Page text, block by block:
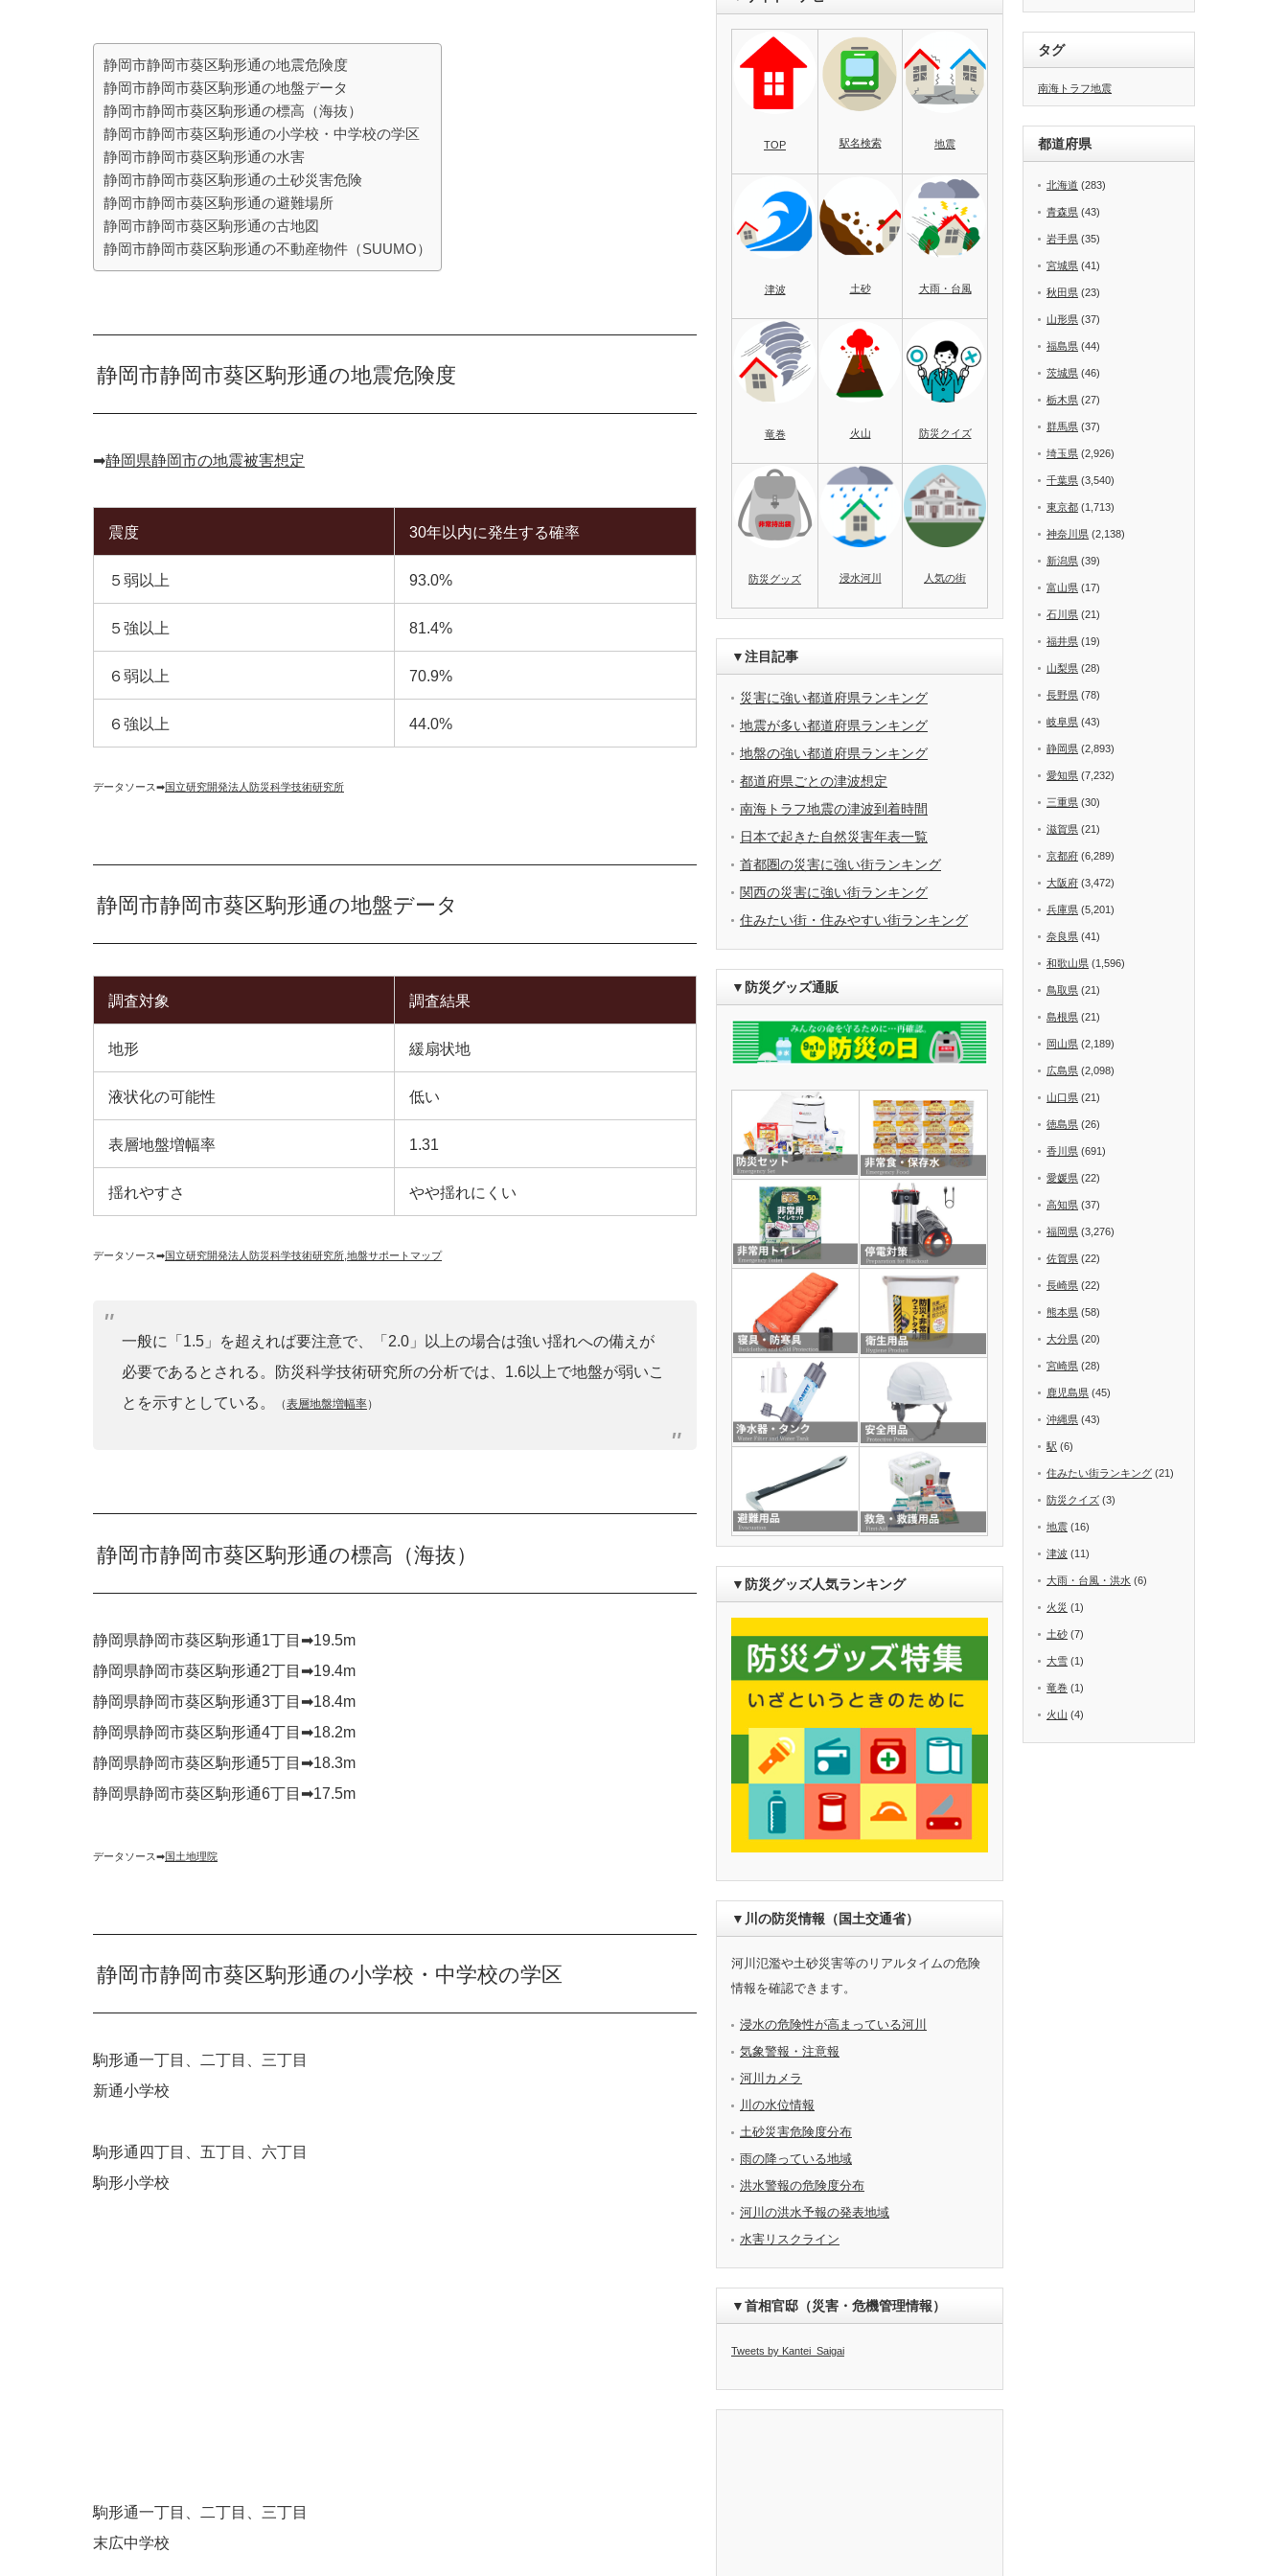
静岡市静岡市葵区駒形通の地震危険度
静岡市静岡市葵区駒形通の地盤データ
静岡市静岡市葵区駒形通の標高（海抜）
静岡市静岡市葵区駒形通の小学校・中学校の学区
静岡市静岡市葵区駒形通の水害
静岡市静岡市葵区駒形通の土砂災害危険
静岡市静岡市葵区駒形通の避難場所
静岡市静岡市葵区駒形通の古地図
静岡市静岡市葵区駒形通の不動産物件（SUUMO）
静岡市静岡市葵区駒形通の地震危険度
➡︎静岡県静岡市の地震被害想定
震度 30年以内に発生する確率
５弱以上 93.0%
５強以上 81.4%
６弱以上 70.9%
６強以上 44.0%
データソース➡︎国立研究開発法人防災科学技術研究所
静岡市静岡市葵区駒形通の地盤データ
調査対象 調査結果
地形 緩扇状地
液状化の可能性 低い
表層地盤増幅率 1.31
揺れやすさ やや揺れにくい
データソース➡︎国立研究開発法人防災科学技術研究所 地盤サポートマップ
一般に「1.5」を超えれば要注意で、「2.0」以上の場合は強い揺れへの備えが
必要であるとされる。防災科学技術研究所の分析では、1.6以上で地盤が弱いこ
とを示すとしている。
（表層地盤増幅率）
静岡市静岡市葵区駒形通の標高（海抜）
静岡県静岡市葵区駒形通1丁目➡︎19.5m
静岡県静岡市葵区駒形通2丁目➡︎19.4m
静岡県静岡市葵区駒形通3丁目➡︎18.4m
静岡県静岡市葵区駒形通4丁目➡︎18.2m
静岡県静岡市葵区駒形通5丁目➡︎18.3m
静岡県静岡市葵区駒形通6丁目➡︎17.5m
データソース➡︎国土地理院
静岡市静岡市葵区駒形通の小学校・中学校の学区
駒形通一丁目、二丁目、三丁目
新通小学校
駒形通四丁目、五丁目、六丁目
駒形小学校
駒形通一丁目、二丁目、三丁目
末広中学校
TOP 駅名検索 地震
津波 土砂 大雨・台風
竜巻 火山 防災クイズ
防災グッズ 浸水河川 人気の街
▼注目記事
災害に強い都道府県ランキング
地震が多い都道府県ランキング
地盤の強い都道府県ランキング
都道府県ごとの津波想定
南海トラフ地震の津波到着時間
日本で起きた自然災害年表一覧
首都圏の災害に強い街ランキング
関西の災害に強い街ランキング
住みたい街・住みやすい街ランキング
▼防災グッズ通販
▼防災グッズ人気ランキング
▼川の防災情報（国土交通省）
河川氾濫や土砂災害等のリアルタイムの危険
情報を確認できます。
浸水の危険性が高まっている河川
気象警報・注意報
河川カメラ
川の水位情報
土砂災害危険度分布
雨の降っている地域
洪水警報の危険度分布
河川の洪水予報の発表地域
水害リスクライン
▼首相官邸（災害・危機管理情報）
Tweets by Kantei_Saigai
タグ
南海トラフ地震
都道府県
北海道 (283)
青森県 (43)
岩手県 (35)
宮城県 (41)
秋田県 (23)
山形県 (37)
福島県 (44)
茨城県 (46)
栃木県 (27)
群馬県 (37)
埼玉県 (2,926)
千葉県 (3,540)
東京都 (1,713)
神奈川県 (2,138)
新潟県 (39)
富山県 (17)
石川県 (21)
福井県 (19)
山梨県 (28)
長野県 (78)
岐阜県 (43)
静岡県 (2,893)
愛知県 (7,232)
三重県 (30)
滋賀県 (21)
京都府 (6,289)
大阪府 (3,472)
兵庫県 (5,201)
奈良県 (41)
和歌山県 (1,596)
鳥取県 (21)
島根県 (21)
岡山県 (2,189)
広島県 (2,098)
山口県 (21)
徳島県 (26)
香川県 (691)
愛媛県 (22)
高知県 (37)
福岡県 (3,276)
佐賀県 (22)
長崎県 (22)
熊本県 (58)
大分県 (20)
宮崎県 (28)
鹿児島県 (45)
沖縄県 (43)
駅 (6)
住みたい街ランキング (21)
防災クイズ (3)
地震 (16)
津波 (11)
大雨・台風・洪水 (6)
火災 (1)
土砂 (7)
大雪 (1)
竜巻 (1)
火山 (4)